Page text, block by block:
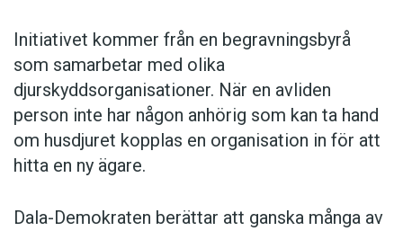
Initiativet kommer från en begravningsbyrå
som samarbetar med olika
djurskyddsorganisationer. När en avliden
person inte har någon anhörig som kan ta hand
om husdjuret kopplas en organisation in för att
hitta en ny ägare.
Dala-Demokraten berättar att ganska många av